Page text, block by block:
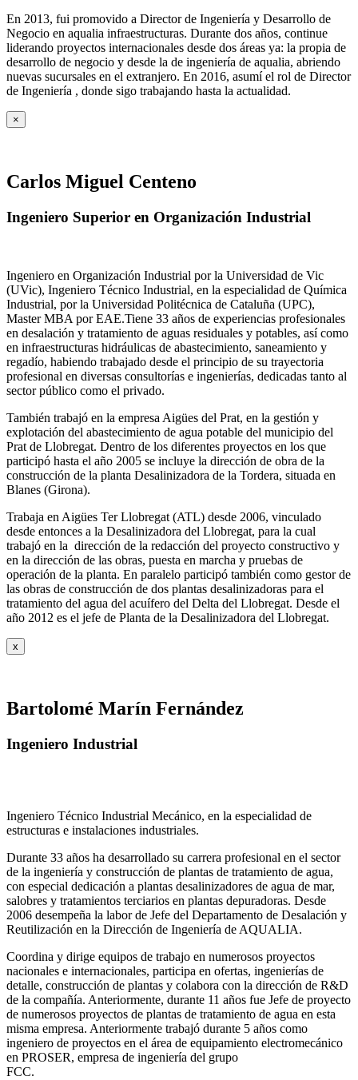
En 2013, fui promovido a Director de Ingeniería y Desarrollo de
Negocio en aqualia infraestructuras. Durante dos años, continue
liderando proyectos internacionales desde dos áreas ya: la propia de
desarrollo de negocio y desde la de ingeniería de aqualia, abriendo
nuevas sucursales en el extranjero. En 2016, asumí el rol de Director
de Ingeniería , donde sigo trabajando hasta la actualidad.
×
Carlos Miguel Centeno
Ingeniero Superior en Organización Industrial
Ingeniero en Organización Industrial por la Universidad de Vic
(UVic), Ingeniero Técnico Industrial, en la especialidad de Química
Industrial, por la Universidad Politécnica de Cataluña (UPC),
Master MBA por EAE.Tiene 33 años de experiencias profesionales
en desalación y tratamiento de aguas residuales y potables, así como
en infraestructuras hidráulicas de abastecimiento, saneamiento y
regadío, habiendo trabajado desde el principio de su trayectoria
profesional en diversas consultorías e ingenierías, dedicadas tanto al
sector público como el privado.
También trabajó en la empresa Aigües del Prat, en la gestión y
explotación del abastecimiento de agua potable del municipio del
Prat de Llobregat. Dentro de los diferentes proyectos en los que
participó hasta el año 2005 se incluye la dirección de obra de la
construcción de la planta Desalinizadora de la Tordera, situada en
Blanes (Girona).
Trabaja en Aigües Ter Llobregat (ATL) desde 2006, vinculado
desde entonces a la Desalinizadora del Llobregat, para la cual
trabajó en la dirección de la redacción del proyecto constructivo y
en la dirección de las obras, puesta en marcha y pruebas de
operación de la planta. En paralelo participó también como gestor de
las obras de construcción de dos plantas desalinizadoras para el
tratamiento del agua del acuífero del Delta del Llobregat. Desde el
año 2012 es el jefe de Planta de la Desalinizadora del Llobregat.
x
Bartolomé Marín Fernández
Ingeniero Industrial
Ingeniero Técnico Industrial Mecánico, en la especialidad de
estructuras e instalaciones industriales.
Durante 33 años ha desarrollado su carrera profesional en el sector
de la ingeniería y construcción de plantas de tratamiento de agua,
con especial dedicación a plantas desalinizadores de agua de mar,
salobres y tratamientos terciarios en plantas depuradoras. Desde
2006 desempeña la labor de Jefe del Departamento de Desalación y
Reutilización en la Dirección de Ingeniería de AQUALIA.
Coordina y dirige equipos de trabajo en numerosos proyectos
nacionales e internacionales, participa en ofertas, ingenierías de
detalle, construcción de plantas y colabora con la dirección de R&D
de la compañía. Anteriormente, durante 11 años fue Jefe de proyecto
de numerosos proyectos de plantas de tratamiento de agua en esta
misma empresa. Anteriormente trabajó durante 5 años como
ingeniero de proyectos en el área de equipamiento electromecánico
en PROSER, empresa de ingeniería del grupo
FCC.